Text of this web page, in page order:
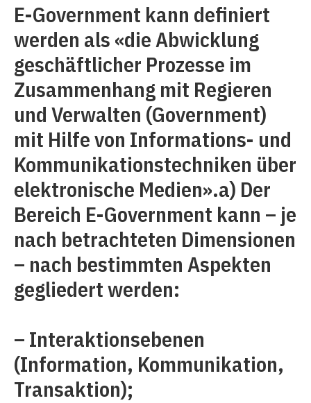
E-Government kann definiert
werden als «die Abwicklung
geschäftlicher Prozesse im
Zusammenhang mit Regieren
und Verwalten (Government)
mit Hilfe von Informations- und
Kommunikationstechniken über
elektronische Medien».a) Der
Bereich E-Government kann – je
nach betrachteten Dimensionen
– nach bestimmten Aspekten
gegliedert werden:
– Interaktionsebenen
(Information, Kommunikation,
Transaktion);